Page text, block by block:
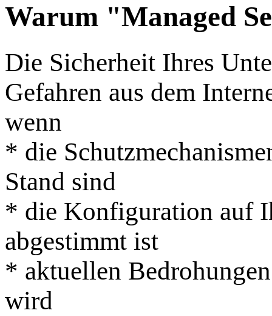
Warum "Managed
Die Sicherheit Ihres
Gefahren aus dem
wenn
* die
Stand sind
* die Konfiguration auf
abgestimmt ist
* aktuellen
wird